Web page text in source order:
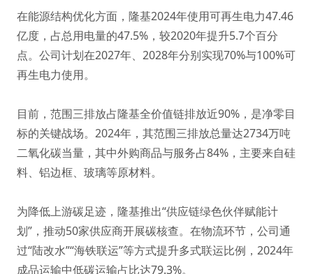
在能源结构优化方面，隆基2024年使用可再生电力47.46
亿度，占总用电量的47.5%，较2020年提升5.7个百分
点。公司计划在2027年、2028年分别实现70%与100%可
再生电力使用。
目前，范围三排放占隆基全价值链排放近90%，是净零目
标的关键战场。2024年，其范围三排放总量达2734万吨
二氧化碳当量，其中外购商品与服务占84%，主要来自硅
料、铝边框、玻璃等原材料。
为降低上游碳足迹，隆基推出“供应链绿色伙伴赋能计
划”，推动50家供应商开展碳核查。在物流环节，公司通
过“陆改水”“海铁联运”等方式提升多式联运比例，2024年
成品运输中低碳运输占比达79.3%。